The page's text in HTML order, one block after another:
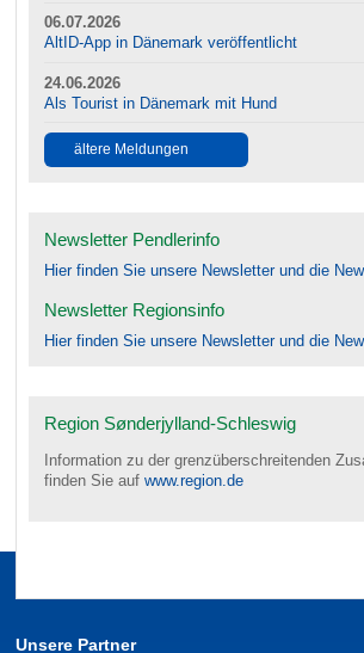
06.07.2026
AltID-App in Dänemark veröffentlicht
24.06.2026
Als Tourist in Dänemark mit Hund
ältere Meldungen
Newsletter Pendlerinfo
Hier finden Sie unsere Newsletter und die
Newsletter Regionsinfo
Hier finden Sie unsere Newsletter und die
Region Sønderjylland-Schleswig
Information zu der grenzüberschreitenden
finden Sie auf www.region.de
Unsere Partner